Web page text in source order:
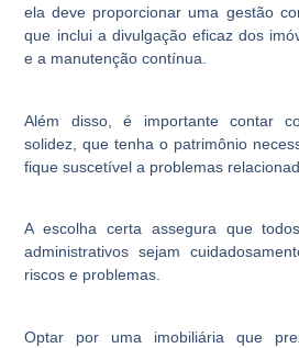
ela deve proporcionar uma gestão
que inclui a divulgação eficaz dos
e a manutenção contínua.
Além disso, é importante contar
solidez, que tenha o patrimônio
fique suscetível a problemas
A escolha certa assegura que
administrativos sejam
riscos e problemas.
Optar por uma imobiliária que